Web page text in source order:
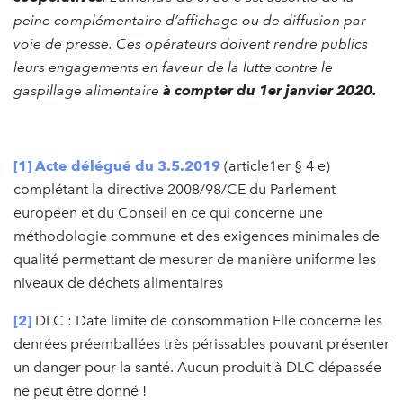
peine complémentaire d’affichage ou de diffusion par
voie de presse. Ces opérateurs doivent rendre publics
leurs engagements en faveur de la lutte contre le
gaspillage alimentaire à compter du 1er janvier 2020.
[1] Acte délégué du 3.5.2019 (article1er § 4 e)
complétant la directive 2008/98/CE du Parlement
européen et du Conseil en ce qui concerne une
méthodologie commune et des exigences minimales de
qualité permettant de mesurer de manière uniforme les
niveaux de déchets alimentaires
[2] DLC : Date limite de consommation Elle concerne les
denrées préemballées très périssables pouvant présenter
un danger pour la santé. Aucun produit à DLC dépassée
ne peut être donné !